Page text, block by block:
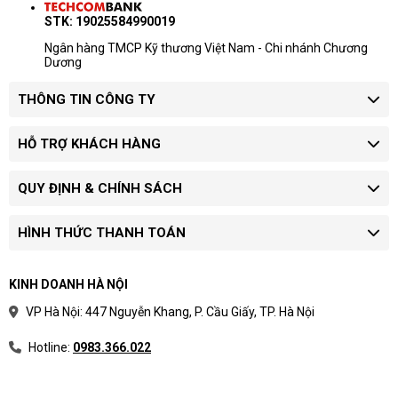
cao hơn.
STK: 19025584990019
Ngân hàng TMCP Kỹ thương Việt Nam - Chi nhánh Chương
Dương
THÔNG TIN CÔNG TY
HỖ TRỢ KHÁCH HÀNG
QUY ĐỊNH & CHÍNH SÁCH
HÌNH THỨC THANH TOÁN
KINH DOANH HÀ NỘI
VP Hà Nội: 447 Nguyễn Khang, P. Cầu Giấy, TP. Hà Nội
Hotline: 0983.366.022